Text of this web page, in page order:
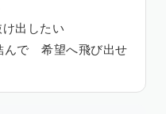
出したい
で 希望へ飛び出せ